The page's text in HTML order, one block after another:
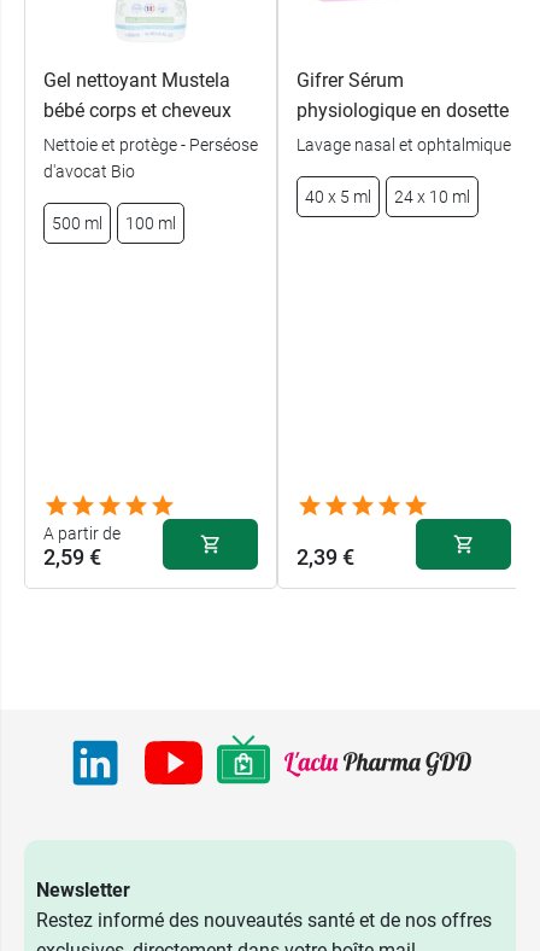
Gel nettoyant Mustela
bébé corps et cheveux
Nettoie et protège - Perséose
d'avocat Bio
500 ml 100 ml
A partir de
2,59 €
Gifrer Sérum
physiologique en dosette
Lavage nasal et ophtalmique
40 x 5 ml 24 x 10 ml
2,39 €
Newsletter
Restez informé des nouveautés santé et de nos offres